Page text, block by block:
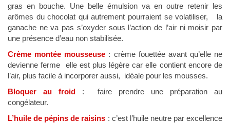
gras en bouche. Une belle émulsion va en outre retenir les
arômes du chocolat qui autrement pourraient se volatiliser, la
ganache ne va pas s’oxyder sous l’action de l’air ni moisir par
une présence d’eau non stabilisée.
Crème montée mousseuse : crème fouettée avant qu’elle ne
devienne ferme elle est plus légère car elle contient encore de
l’air, plus facile à incorporer aussi, idéale pour les mousses.
Bloquer au froid
: faire prendre une préparation au
congélateur.
L’huile de pépins de raisins : c’est l’huile neutre par excellence